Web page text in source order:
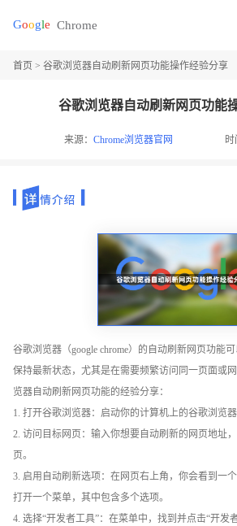
首页 > 谷歌浏览器自动刷新网页功能操作经验分享
谷歌浏览器自动刷新网页功能
来源：Chrome浏览器官网 时
谷歌浏览器（google chrome）的自动刷新网页功能
保持最新状态，尤其是在需要频繁访问同一页面或
览器自动刷新网页功能的经验分享：
1. 打开谷歌浏览器：启动你的计算机上的谷歌浏览器
2. 访问目标网页：输入你想要自动刷新的网页地址
页。
3. 启用自动刷新选项：在网页右上角，你会看到一
打开一个菜单，其中包含多个选项。
4. 选择“开发者工具”：在菜单中，找到并点击“开发